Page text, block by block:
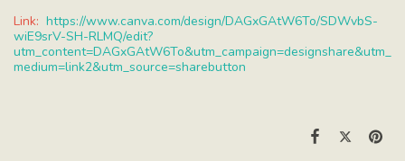
Link: https://www.canva.com/design/DAGxGAtW6To/SDWvbS-
wiE9srV-SH-RLMQ/edit?
utm_content=DAGxGAtW6To&utm_campaign=designshare&utm_
medium=link2&utm_source=sharebutton